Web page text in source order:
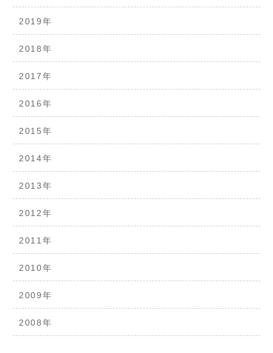
2019年
2018年
2017年
2016年
2015年
2014年
2013年
2012年
2011年
2010年
2009年
2008年